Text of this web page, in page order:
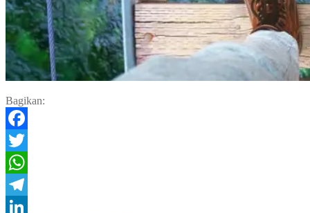
Bagikan:
Facebook
Twitter
WhatsApp
Telegram